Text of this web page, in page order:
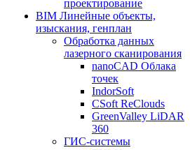
проектирование
BIM Линейные объекты,
изыскания, генплан
Обработка данных
лазерного сканирования
nanoCAD Облака
точек
IndorSoft
CSoft ReClouds
GreenValley LiDAR
360
ГИС-системы